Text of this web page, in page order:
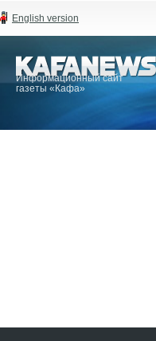
English version
Информационный сайт
газеты «Кафа»